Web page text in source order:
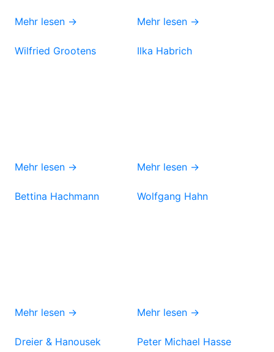
Mehr lesen → Mehr lesen →
Wilfried Grootens
Mehr lesen →
Ilka Habrich
Mehr lesen →
Bettina Hachmann
Mehr lesen →
Wolfgang Hahn
Mehr lesen →
Dreier & Hanousek Peter Michael Hasse